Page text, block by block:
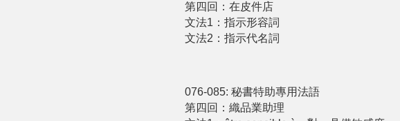
第四回：在皮件店
文法1：指示形容詞
文法2：指示代名詞
076-085: 秘書特助專用法語
第四回：織品業助理